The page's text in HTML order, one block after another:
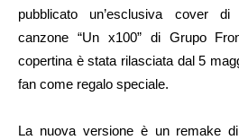
pubblicato un’esclusiva cover
canzone “Un x100” di Grupo
copertina è stata rilasciata dal 5
fan come regalo speciale.
La nuova versione è un remake